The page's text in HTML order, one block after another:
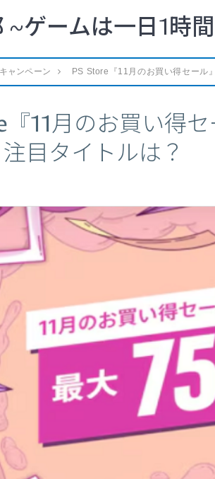
~ゲームは一日1時
ャンペーン PS Store『11月のお買い得セール
11月のお買い得
目タイトルは？